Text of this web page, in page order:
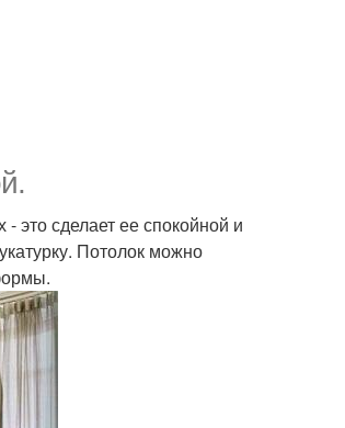
это сделает ее спокойной и
Потолок можно